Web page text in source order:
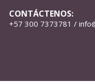
CONTÁCTENOS:
+57 300 7373781 /